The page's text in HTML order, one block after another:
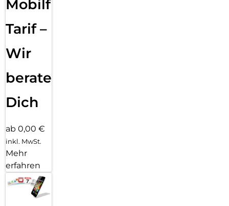
Hülle mit PanzerGlass PicturePerfect oder Hoops.
P.S. Und wie alle unsere Produkte wird auch Ceramic Schutz
Mobilfunk
Tarif –
Wir
beraten
Dich
ab 0,00 €
inkl. MwSt.
Mehr
erfahren